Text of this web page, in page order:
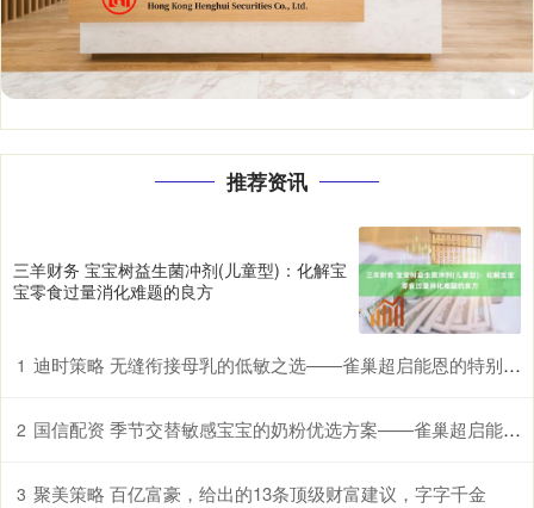
推荐资讯
三羊财务 宝宝树益生菌冲剂(儿童型)：化解宝
宝零食过量消化难题的良方
1 迪时策略 无缝衔接母乳的低敏之选——雀巢超启能恩的特别优势
2 国信配资 季节交替敏感宝宝的奶粉优选方案——雀巢超启能恩，守护脆弱肠胃
3 聚美策略 百亿富豪，给出的13条顶级财富建议，字字千金